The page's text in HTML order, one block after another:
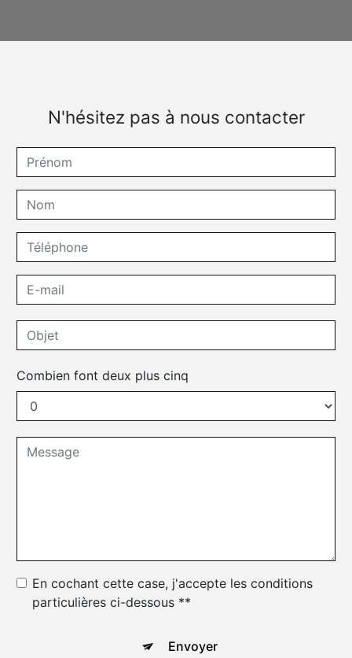
N'hésitez pas à nous contacter
Combien font deux plus cinq
En cochant cette case, j'accepte les conditions
particulières ci-dessous **
Envoyer